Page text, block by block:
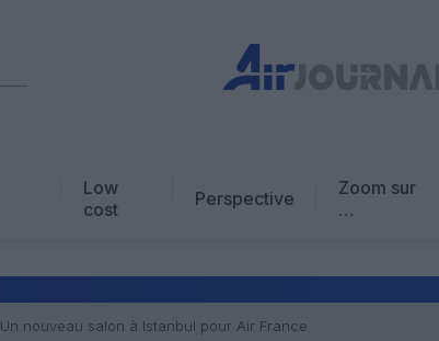
Low
cost
Perspective
Zoom sur
…
Un nouveau salon à Istanbul pour Air France